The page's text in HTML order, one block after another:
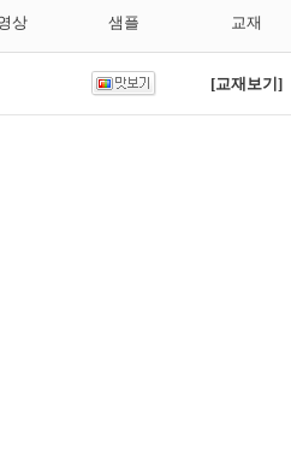
상 샘플 교재
[교재보기]